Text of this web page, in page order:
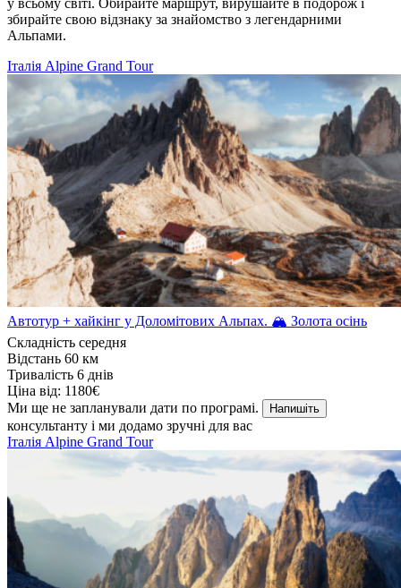
у всьому світі. Обирайте маршрут, вирушайте в подорож і
збирайте свою відзнаку за знайомство з легендарними
Альпами.
Італія Alpine Grand Tour
Автотур + хайкінг у Доломітових Альпах. 🏔 Золота осінь
Складність середня
Відстань 60 км
Тривалість 6 днів
Ціна від: 1180€
Ми ще не запланували дати по програмі.
Напишіть
консультанту і ми додамо зручні для вас
Італія Alpine Grand Tour